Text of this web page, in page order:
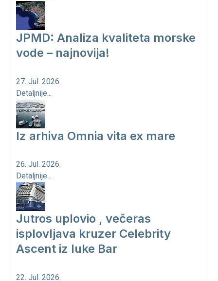
JPMD: Analiza kvaliteta morske
vode – najnovija!
27. Jul. 2026.
Detaljnije...
Iz arhiva Omnia vita ex mare
26. Jul. 2026.
Detaljnije...
Jutros uplovio , večeras
isplovljava kruzer Celebrity
Ascent iz luke Bar
22. Jul. 2026.